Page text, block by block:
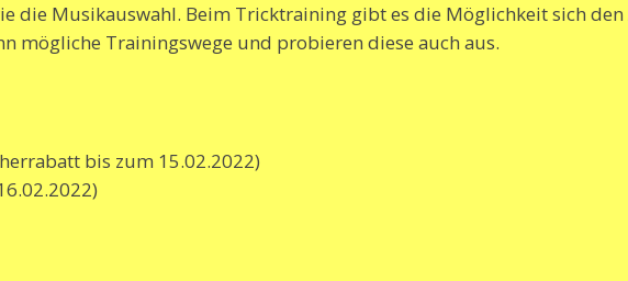
die Musikauswahl. Beim Tricktraining gibt es die Möglichkeit sich
mögliche Trainingswege und probieren diese auch aus.
bis zum 15.02.2022)